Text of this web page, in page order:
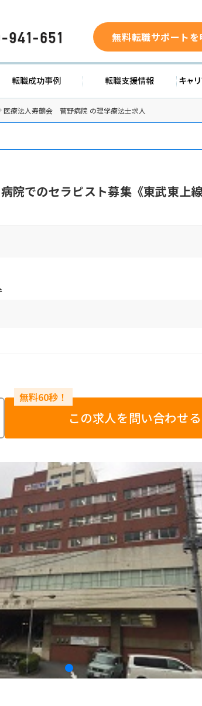
0120-941-651 無料転職サポート
索 転職成功事例 転職支援
医療法人寿鶴会 菅野病院 の理学療法士求人
院でのセラピスト募集《東武東上
この求人を問い合わせる